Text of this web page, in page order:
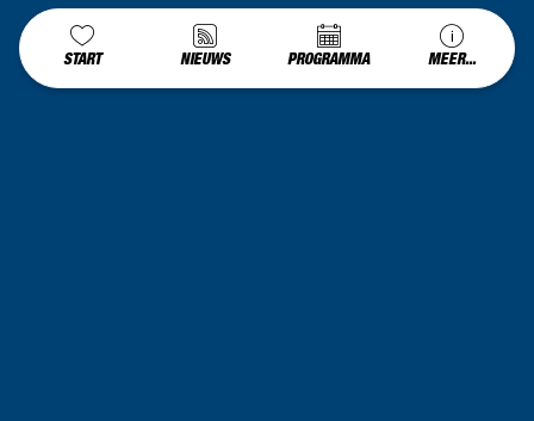
START NIEUWS PROGRAMMA MEER...